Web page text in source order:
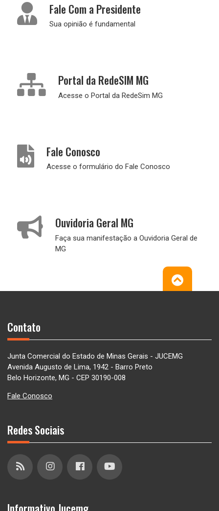
Fale Com a Presidente
Sua opinião é fundamental
Portal da RedeSIM MG
Acesse o Portal da RedeSim MG
Fale Conosco
Acesse o formulário do Fale Conosco
Ouvidoria Geral MG
Faça sua manifestação a Ouvidoria Geral de
MG
Contato
Junta Comercial do Estado de Minas Gerais - JUCEMG
Avenida Augusto de Lima, 1942 - Barro Preto
Belo Horizonte, MG - CEP 30190-008
Fale Conosco
Redes Sociais